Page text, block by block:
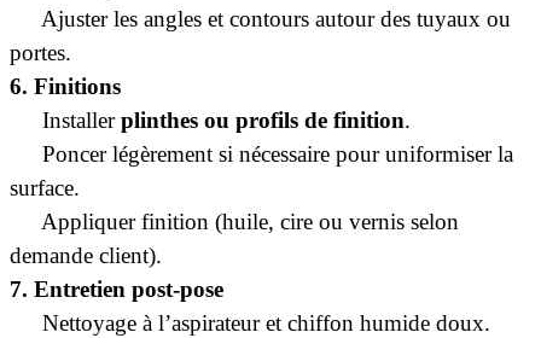
Ajuster les angles et contours autour des tuyaux ou
portes.
6. Finitions
Installerplinthes ou profils de finition.
Poncer légèrement si nécessaire pour uniformiser la
surface.
Appliquer finition (huile, cire ou vernis selon
demande client).
7. Entretien post-pose
Nettoyage à l’aspirateur et chiffon humide doux.